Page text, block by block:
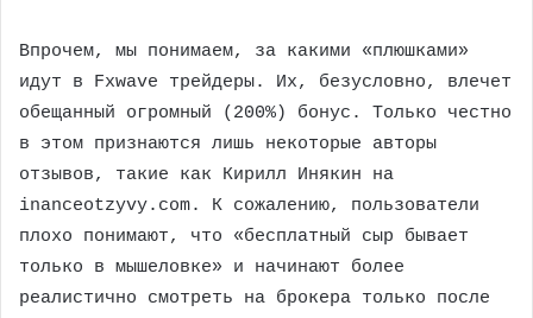
Впрочем, мы понимаем, за какими «плюшками»
идут в Fxwave трейдеры. Их, безусловно, влечет
обещанный огромный (200%) бонус. Только честно
в этом признаются лишь некоторые авторы
отзывов, такие как Кирилл Инякин на
inanceotzyvy.com. К сожалению, пользователи
плохо понимают, что «бесплатный сыр бывает
только в мышеловке» и начинают более
реалистично смотреть на брокера только после